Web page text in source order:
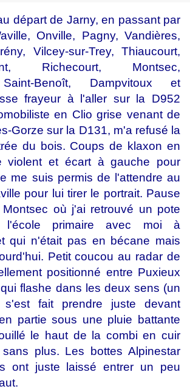
départ de Jarny, en passant par
Onville, Pagny, Vandières,
Vilcey-sur-Trey, Thiaucourt,
Richecourt, Montsec,
Benoît, Dampvitoux et
frayeur à l'aller sur la D952
en Clio grise venant de
Gorze sur la D131, m'a refusé la
du bois. Coups de klaxon en
violent et écart à gauche pour
me suis permis de l'attendre au
pour lui tirer le portrait. Pause
où j'ai retrouvé un pote
primaire avec moi à
qui n'était pas en bécane mais
Petit coucou au radar de
positionné entre Puxieux
flashe dans les deux sens (un
s'est fait prendre juste devant
partie sous une pluie battante
le haut de la combi en cuir
plus. Les bottes Alpinestar
ont juste laissé entrer un peu